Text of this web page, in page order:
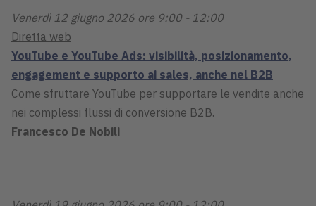
Venerdì 12 giugno 2026 ore 9:00 - 12:00
Diretta web
YouTube e YouTube Ads: visibilità, posizionamento,
engagement e supporto ai sales, anche nel B2B
Come sfruttare YouTube per supportare le vendite anche
nei complessi flussi di conversione B2B.
Francesco De Nobili